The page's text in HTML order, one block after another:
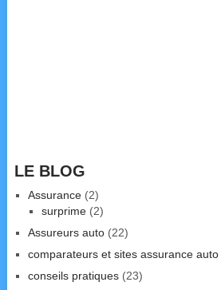
LE BLOG
Assurance(2)
surprime(2)
Assureurs auto(22)
comparateurs et sites assurance
conseils pratiques(23)